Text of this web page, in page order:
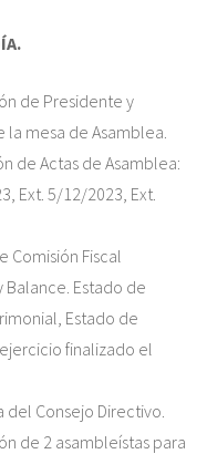
de Presidente y
mesa de Asamblea.
de Actas de Asamblea:
Ext. 5/12/2023, Ext.
Comisión Fiscal
Balance. Estado de
Estado de
finalizado el
del Consejo Directivo.
de 2 asambleístas para